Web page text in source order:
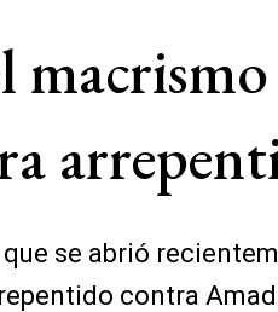
se abrió
contra